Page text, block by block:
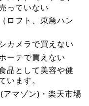
っていない
ロフト、東急ハン
カメラで買えない
ーテで買えない
品として美容や健
います。
マゾン)・楽天市場